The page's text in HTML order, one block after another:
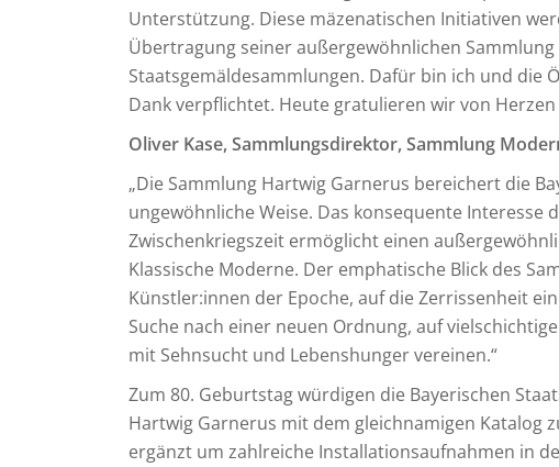
Unterstützung. Diese mäzenatischen Initiativen
Übertragung seiner außergewöhnlichen
Staatsgemäldesammlungen. Dafür bin ich und die
Dank verpflichtet. Heute gratulieren wir von Herzen
Oliver Kase, Sammlungsdirektor, Sammlung
„Die Sammlung Hartwig Garnerus bereichert die
ungewöhnliche Weise. Das konsequente Interesse
Zwischenkriegszeit ermöglicht einen
Klassische Moderne. Der emphatische Blick des
Künstler:innen der Epoche, auf die Zerrissenheit
Suche nach einer neuen Ordnung, auf
mit Sehnsucht und Lebenshunger vereinen.“
Zum 80. Geburtstag würdigen die Bayerischen
Hartwig Garnerus mit dem gleichnamigen Katalog
ergänzt um zahlreiche Installationsaufnahmen in